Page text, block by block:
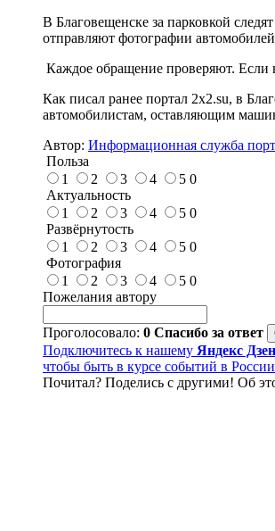
В Благовещенске за парковкой
отправляют фотографии
Каждое обращение проверяют. Если
Как писал ранее портал 2х2.su, в
автомобилистам, оставляющим
Автор: Информационная служба
Польза
1
2 3 4 5 0
Актуальность
1
2 3 4 5 0
Развёрнутость
1
2 3 4 5 0
Фотография
1
2 3 4 5 0
Пожелания автору
Проголосовало: 0 Спасибо за ответ
Подключитесь к нашему Яндекс Дзен
чтобы быть в курсе событий в
Почитал? Поделись с другими! Об